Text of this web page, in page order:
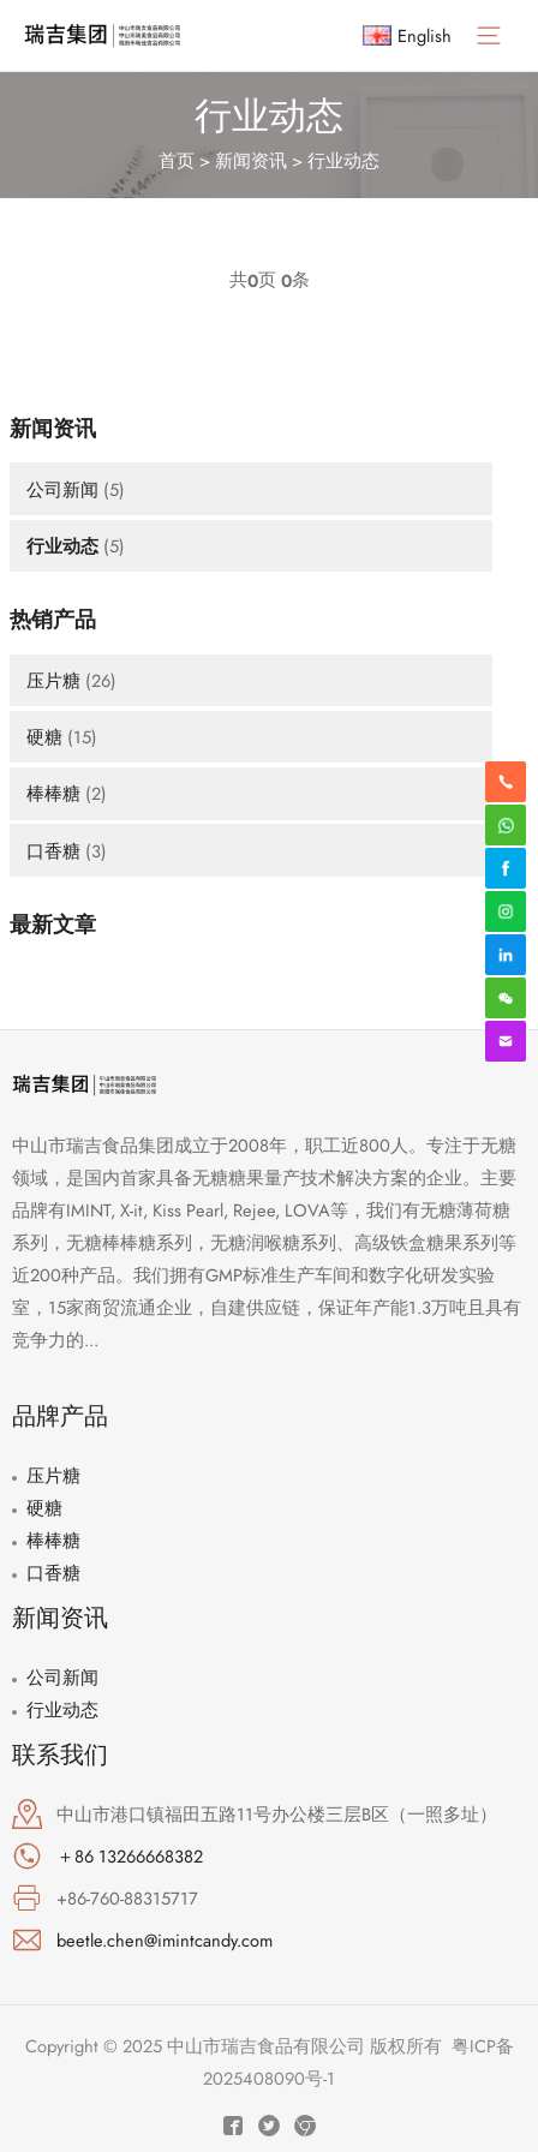
English
Main
行业动态
首页 >新闻资讯 >行业动态
新闻资讯
公司新闻 (5)
行业动态 (5)
热销产品
压片糖 (26)
硬糖 (15)
棒棒糖 (2)
口香糖 (3)
最新文章
共0页0条
中山市瑞吉食品集团成立于2008年，职工近800人。专注于无糖
领域，是国内首家具备无糖糖果量产技术解决方案的企业。主要
品牌有IMINT, X-it, Kiss Pearl, Rejee, LOVA等，我们有无糖薄荷糖
系列，无糖棒棒糖系列，无糖润喉糖系列、高级铁盒糖果系列等
近200种产品。我们拥有GMP标准生产车间和数字化研发实验
室，15家商贸流通企业，自建供应链，保证年产能1.3万吨且具有
竞争力的...
品牌产品
压片糖
硬糖
棒棒糖
口香糖
新闻资讯
公司新闻
行业动态
联系我们
中山市港口镇福田五路11号办公楼三层B区（一照多址）
＋86 13266668382
+86-760-88315717
beetle.chen@imintcandy.com
Copyright © 2025 中山市瑞吉食品有限公司 版权所有 粤ICP备
2025408090号-1